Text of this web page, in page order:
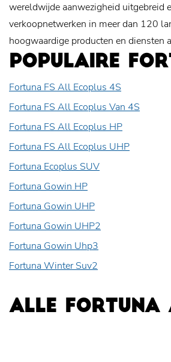
wereldwijde aanwezigheid uitgebreid
verkoopnetwerken in meer dan 120
hoogwaardige producten en diensten
POPULAIRE
Fortuna FS All Ecoplus 4S
Fortuna FS All Ecoplus Van 4S
Fortuna FS All Ecoplus HP
Fortuna FS All Ecoplus UHP
Fortuna Ecoplus SUV
Fortuna Gowin HP
Fortuna Gowin UHP
Fortuna Gowin UHP2
Fortuna Gowin Uhp3
Fortuna Winter Suv2
ALLE FORTUNA